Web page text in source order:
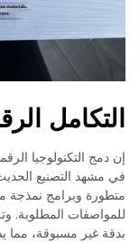
التكامل
إن دمج التكنولوجيا
في مشهد التصنيع
متطورة وبرامج نمذجة
للمواصفات المطلوبة.
بدقة غير مسبوقة، مما